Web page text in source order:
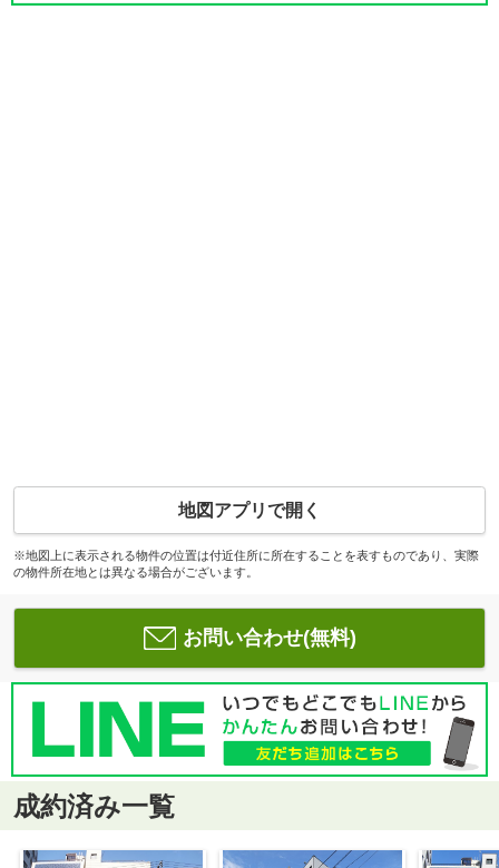
地図アプリで開く
※地図上に表示される物件の位置は付近住所に所在することを表すものであり、実際
の物件所在地とは異なる場合がございます。
お問い合わせ(無料)
成約済み一覧